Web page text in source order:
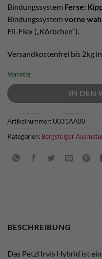
Bindungssystem Ferse:
Bindungssystem vorne
Fil-Flex („Körbchen“).
Versandkostenfrei bis 2kg in
Vorrätig
IN DEN
Artikelnummer: U031AA00
Kategorien: Bergsteiger
BESCHREIBUNG
Das Petzl Irvis Hybrid ist